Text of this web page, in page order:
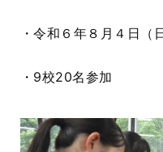
・令和６年８月４日
・ 9校20名参加